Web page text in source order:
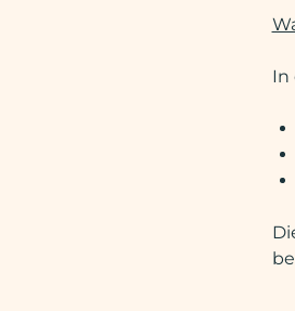
In